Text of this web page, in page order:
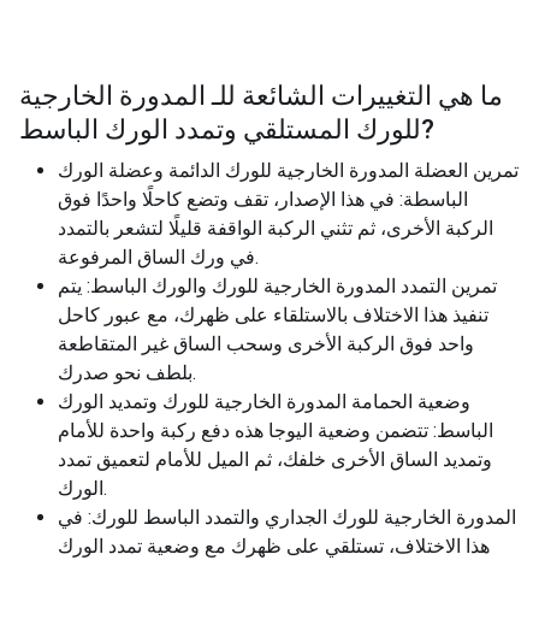
ما هي التغييرات الشائعة للـ المدورة الخارجية
للورك المستلقي وتمدد الورك الباسط?
تمرين العضلة المدورة الخارجية للورك الدائمة وعضلة الورك
الباسطة: في هذا الإصدار، تقف وتضع كاحلًا واحدًا فوق
الركبة الأخرى، ثم تثني الركبة الواقفة قليلًا لتشعر بالتمدد
في ورك الساق المرفوعة.
تمرين التمدد المدورة الخارجية للورك والورك الباسط: يتم
تنفيذ هذا الاختلاف بالاستلقاء على ظهرك، مع عبور كاحل
واحد فوق الركبة الأخرى وسحب الساق غير المتقاطعة
بلطف نحو صدرك.
وضعية الحمامة المدورة الخارجية للورك وتمديد الورك
الباسط: تتضمن وضعية اليوجا هذه دفع ركبة واحدة للأمام
وتمديد الساق الأخرى خلفك، ثم الميل للأمام لتعميق تمدد
الورك.
المدورة الخارجية للورك الجداري والتمدد الباسط للورك: في
هذا الاختلاف، تستلقي على ظهرك مع وضعية تمدد الورك